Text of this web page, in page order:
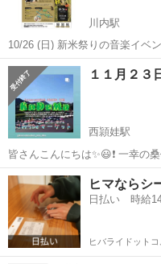
川内駅
10/26 (日) 新米祭りの音楽イベントについて
る「新米祭り」に、歌手の河口
それに伴い、当日のステージを
集しま...
鹿児島 薩摩川内市 川内
１１月２３
西頴娃駅
皆さんこんにちは✨😃❗ 一幸の
ます。 こおりDeマーケット開
月２３日(日)１０時～１６時
ケット 出...
鹿児島 南九州市 西頴娃駅
ヒマならシ
日払い 時給
ヒバライドットコ